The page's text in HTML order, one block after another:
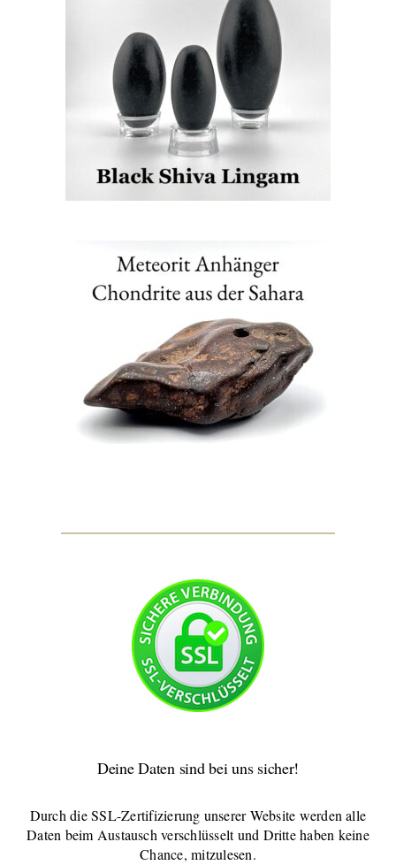
Deine Daten sind bei uns sicher!
Durch die SSL-Zertifizierung unserer Website werden alle
Daten beim Austausch verschlüsselt und Dritte haben keine
Chance, mitzulesen.